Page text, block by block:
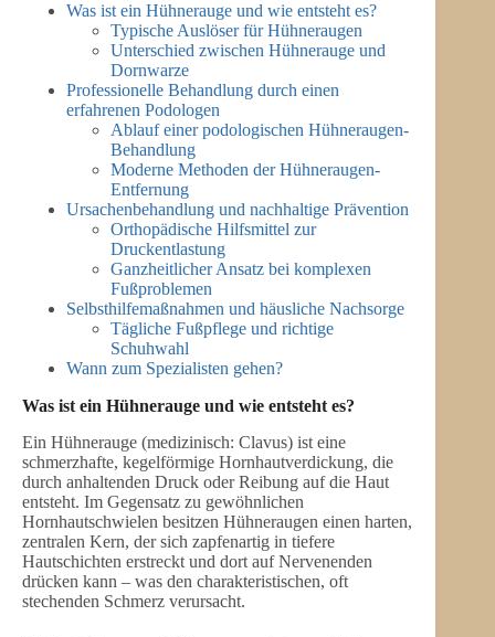
Was ist ein Hühnerauge und wie entsteht es?
Typische Auslöser für Hühneraugen
Unterschied zwischen Hühnerauge und
Dornwarze
Professionelle Behandlung durch einen
erfahrenen Podologen
Ablauf einer podologischen Hühneraugen-
Behandlung
Moderne Methoden der Hühneraugen-
Entfernung
Ursachenbehandlung und nachhaltige Prävention
Orthopädische Hilfsmittel zur
Druckentlastung
Ganzheitlicher Ansatz bei komplexen
Fußproblemen
Selbsthilfemaßnahmen und häusliche Nachsorge
Tägliche Fußpflege und richtige
Schuhwahl
Wann zum Spezialisten gehen?
Was ist ein Hühnerauge und wie entsteht es?
Ein Hühnerauge (medizinisch: Clavus) ist eine
schmerzhafte, kegelförmige Hornhautverdickung, die
durch anhaltenden Druck oder Reibung auf die Haut
entsteht. Im Gegensatz zu gewöhnlichen
Hornhautschwielen besitzen Hühneraugen einen harten,
zentralen Kern, der sich zapfenartig in tiefere
Hautschichten erstreckt und dort auf Nervenenden
drücken kann – was den charakteristischen, oft
stechenden Schmerz verursacht.